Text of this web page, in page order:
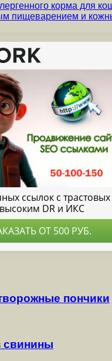
корма для
пищеварением и
пончики
свинины